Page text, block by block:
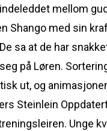
mellom
Shango med sin
sa at de har
på Løren.
ut, og
Steinlein
Unge